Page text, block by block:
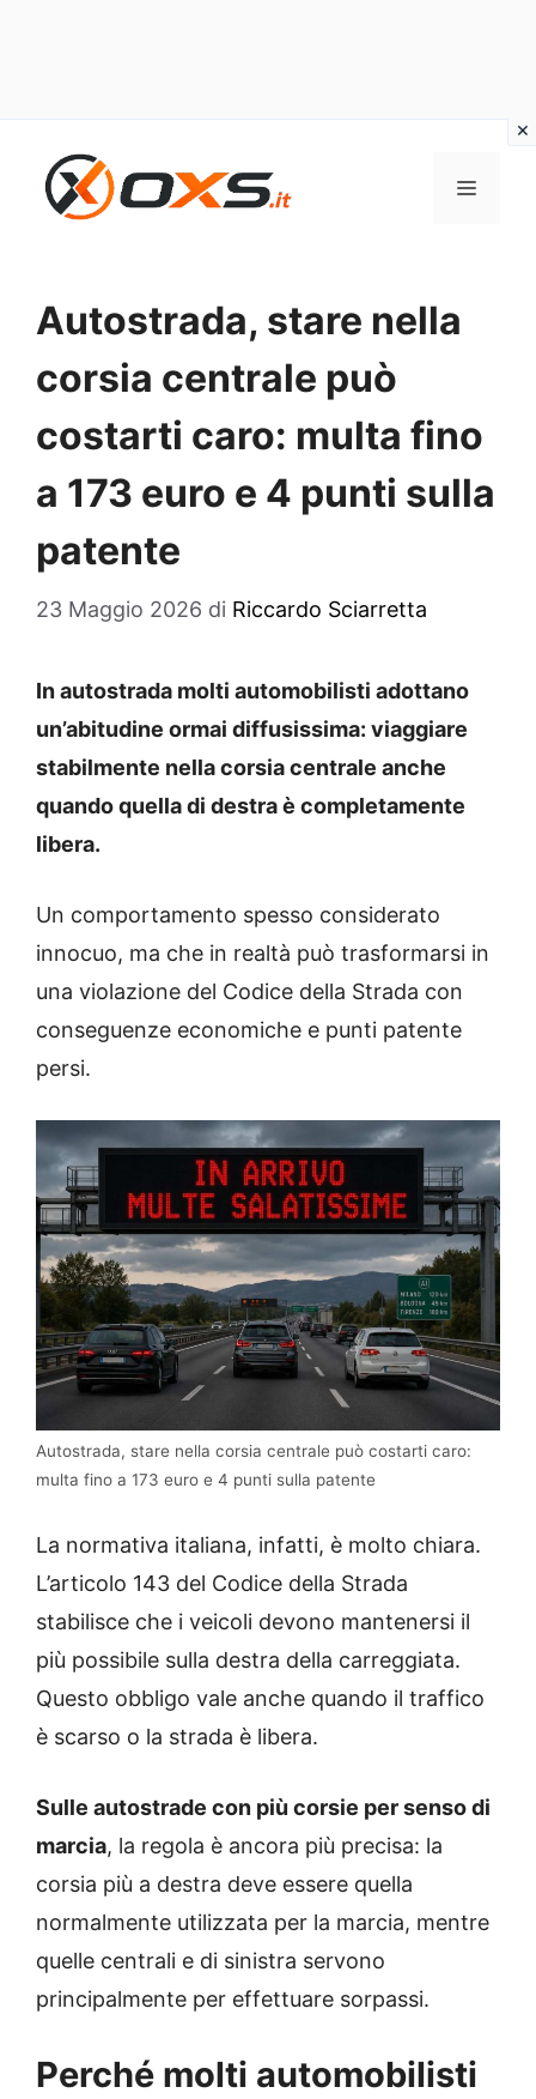
contenuto
MENU
Autostrada, stare nella
corsia centrale può
costarti caro: multa fino
a 173 euro e 4 punti sulla
patente
23 Maggio 2026 di Riccardo Sciarretta
In autostrada molti automobilisti adottano
un’abitudine ormai diffusissima: viaggiare
stabilmente nella corsia centrale anche
quando quella di destra è completamente
libera.
Un comportamento spesso considerato
innocuo, ma che in realtà può trasformarsi in
una violazione del Codice della Strada con
conseguenze economiche e punti patente
persi.
Autostrada, stare nella corsia centrale può costarti caro:
multa fino a 173 euro e 4 punti sulla patente
La normativa italiana, infatti, è molto chiara.
L’articolo 143 del Codice della Strada
stabilisce che i veicoli devono mantenersi il
più possibile sulla destra della carreggiata.
Questo obbligo vale anche quando il traffico
è scarso o la strada è libera.
Sulle autostrade con più corsie per senso di
marcia, la regola è ancora più precisa: la
corsia più a destra deve essere quella
normalmente utilizzata per la marcia, mentre
quelle centrali e di sinistra servono
principalmente per effettuare sorpassi.
Perché molti automobilisti